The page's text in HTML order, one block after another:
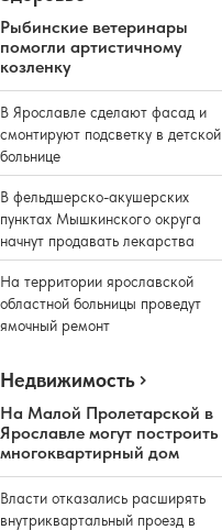
Рыбинские ветеринары
помогли артистичному
козленку
В Ярославле сделают фасад и
смонтируют подсветку в детской
больнице
В фельдшерско-акушерских
пунктах Мышкинского округа
начнут продавать лекарства
На территории ярославской
областной больницы проведут
ямочный ремонт
Недвижимость
На Малой Пролетарской в
Ярославле могут построить
многоквартирный дом
Власти отказались расширять
внутриквартальный проезд в